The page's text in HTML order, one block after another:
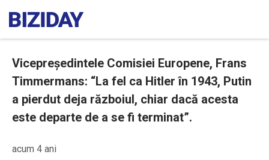
Vicepreședintele Comisiei Europene, Frans
Timmermans: “La fel ca Hitler în 1943, Putin
a pierdut deja războiul, chiar dacă acesta
este departe de a se fi terminat”.
acum 4 ani